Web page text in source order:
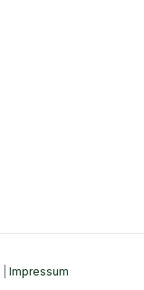
Impressum